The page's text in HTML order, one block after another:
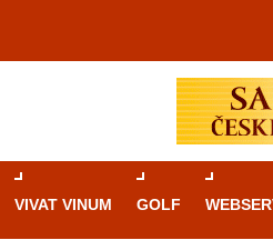
VIVAT VINUM GOLF